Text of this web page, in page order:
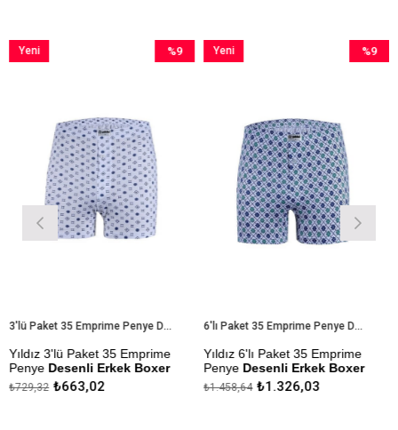
3'lü Paket 35 Emprime Penye Desenli Erkek Boxer
3'lü Paket 35 Emprime
Desenli Erkek Boxer
Kumaştan Üretilmiştir.
₺663,02
6'lı Paket 35 Emprime Penye Desenli Erkek Boxer
Yıldız 6'lı Paket 35 Emprime
PenyeDesenli Erkek Boxer
Modal Kumaştan Üretilmiştir.
₺1.326,03
₺1.458,64
Yeni
Yeni